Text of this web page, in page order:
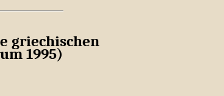
griechischen
1995)